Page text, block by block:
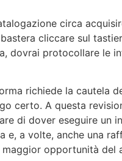
circa
cliccare sul
dovrai protocollare le
richiede la cautela
certo. A questa
di dover eseguire un
a volte, anche una
opportunità del